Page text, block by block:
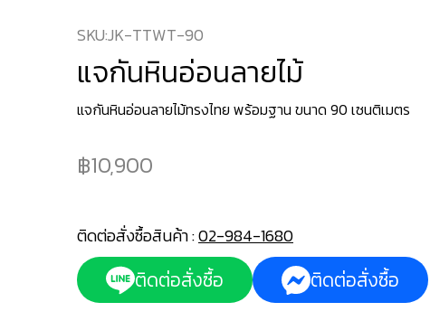
SKU:JK-TTWT-90
แจกันหินอ่อนลายไม้
แจกันหินอ่อนลายไม้ทรงไทย พร้อมฐาน ขนาด 90 เซนติเมตร
10,900
ติดต่อสั่งซื้อสินค้า :02-984-1680
ติดต่อสั่งซื้อ ติดต่อสั่งซื้อ